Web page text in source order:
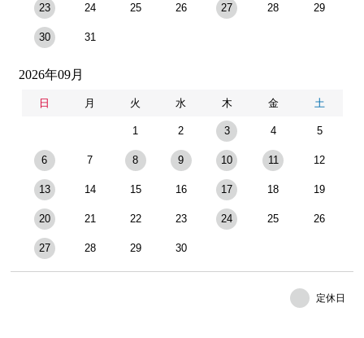
23 24 25 26 27 28 29
30 31
2026年09月
日 月 火 水 木 金 土
1 2 3 4 5
6 7 8 9 10 11 12
13 14 15 16 17 18 19
20 21 22 23 24 25 26
27 28 29 30
定休日